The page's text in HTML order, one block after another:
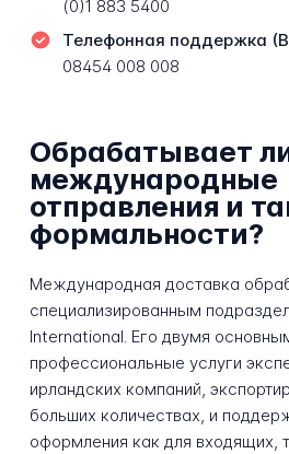
(0)1 883 5400
Телефонная поддержка
08454 008 008
Обрабатывает
международные
отправления и
формальности?
Международная доставка
специализированным
International. Его двумя
профессиональные услуги
ирландских компаний,
больших количествах, и
оформления как для входящих,